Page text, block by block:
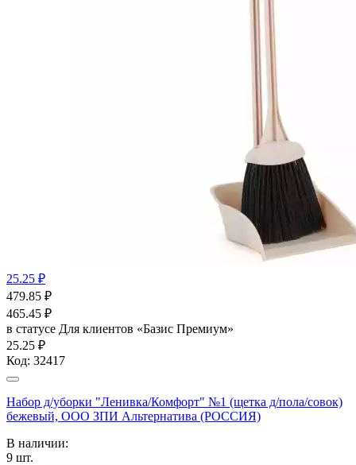
25.25 ₽
479.85 ₽
465.45 ₽
в статусе Для клиентов «Базис Премиум»
25.25 ₽
Код: 32417
Набор д/уборки "Ленивка/Комфорт" №1 (щетка д/пола/совок)
бежевый, ООО ЗПИ Альтернатива (РОССИЯ)
В наличии:
9 шт.